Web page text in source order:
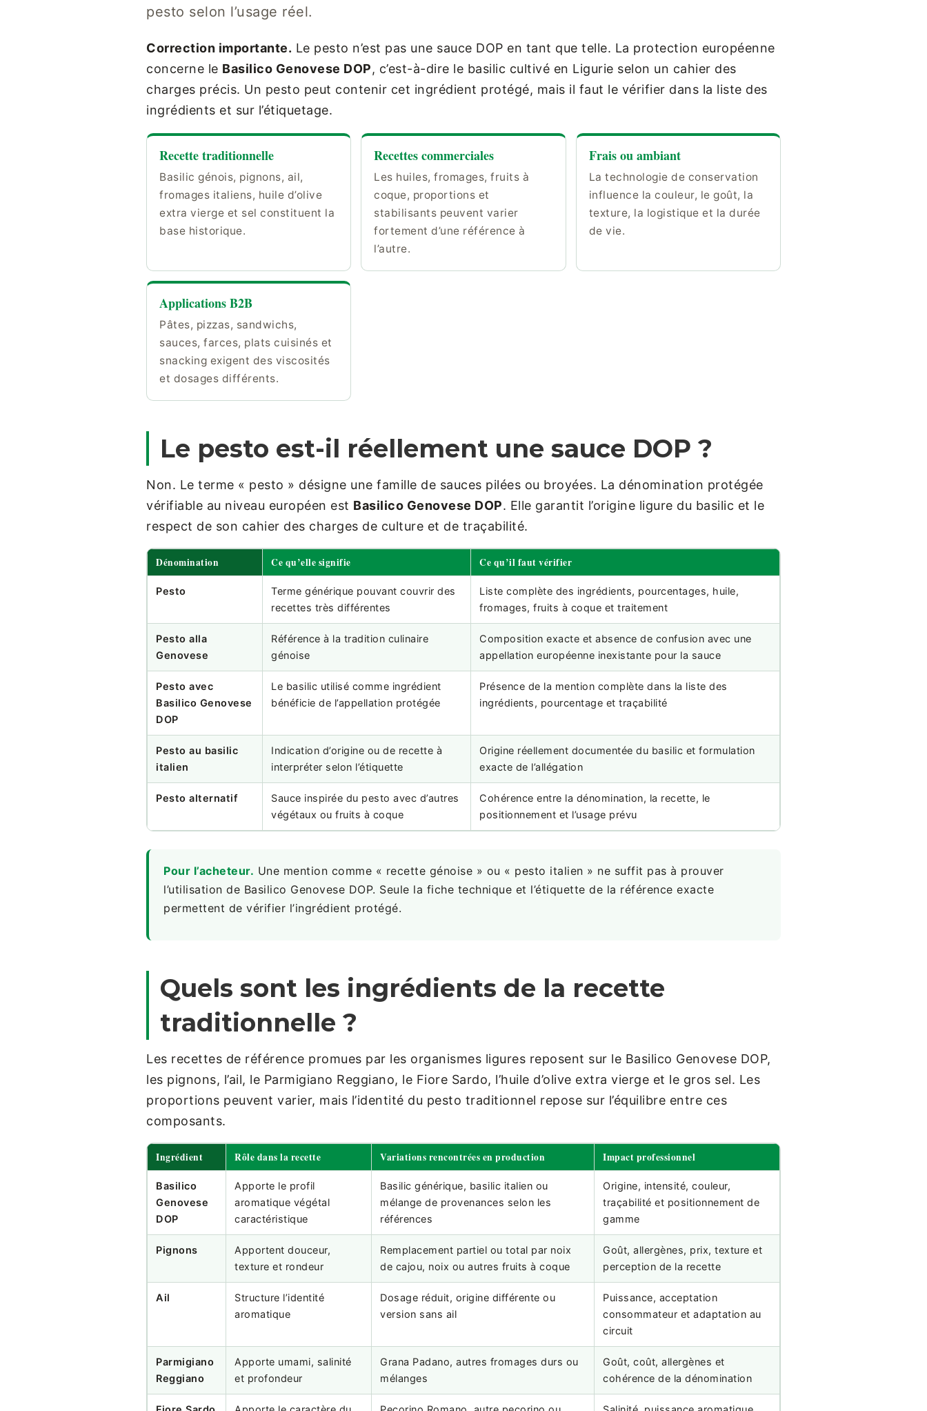
pesto selon l’usage réel.
Correction importante. Le pesto n’est pas une sauce DOP en tant que telle. La protection européenne
concerne le Basilico Genovese DOP, c’est-à-dire le basilic cultivé en Ligurie selon un cahier des
charges précis. Un pesto peut contenir cet ingrédient protégé, mais il faut le vérifier dans la liste des
ingrédients et sur l’étiquetage.
Recette traditionnelle
Basilic génois, pignons, ail,
fromages italiens, huile d’olive
extra vierge et sel constituent la
base historique.
Recettes commerciales
Les huiles, fromages, fruits à
coque, proportions et
stabilisants peuvent varier
fortement d’une référence à
l’autre.
Frais ou ambiant
La technologie de conservation
influence la couleur, le goût, la
texture, la logistique et la durée
de vie.
Applications B2B
Pâtes, pizzas, sandwichs,
sauces, farces, plats cuisinés et
snacking exigent des viscosités
et dosages différents.
Le pesto est-il réellement une sauce DOP ?
Non. Le terme « pesto » désigne une famille de sauces pilées ou broyées. La dénomination protégée
vérifiable au niveau européen est Basilico Genovese DOP. Elle garantit l’origine ligure du basilic et le
respect de son cahier des charges de culture et de traçabilité.
Dénomination Ce qu’elle signifie Ce qu’il faut vérifier
Pesto
Terme générique pouvant couvrir des
recettes très différentes
Liste complète des ingrédients, pourcentages, huile,
fromages, fruits à coque et traitement
Pesto alla
Genovese
Référence à la tradition culinaire
génoise
Composition exacte et absence de confusion avec une
appellation européenne inexistante pour la sauce
Pesto avec
Basilico Genovese
DOP
Le basilic utilisé comme ingrédient
bénéficie de l’appellation protégée
Présence de la mention complète dans la liste des
ingrédients, pourcentage et traçabilité
Pesto au basilic
italien
Indication d’origine ou de recette à
interpréter selon l’étiquette
Origine réellement documentée du basilic et formulation
exacte de l’allégation
Pesto alternatif
Sauce inspirée du pesto avec d’autres
végétaux ou fruits à coque
Cohérence entre la dénomination, la recette, le
positionnement et l’usage prévu
Pour l’acheteur. Une mention comme « recette génoise » ou « pesto italien » ne suffit pas à prouver
l’utilisation de Basilico Genovese DOP. Seule la fiche technique et l’étiquette de la référence exacte
permettent de vérifier l’ingrédient protégé.
Quels sont les ingrédients de la recette
traditionnelle ?
Les recettes de référence promues par les organismes ligures reposent sur le Basilico Genovese DOP,
les pignons, l’ail, le Parmigiano Reggiano, le Fiore Sardo, l’huile d’olive extra vierge et le gros sel. Les
proportions peuvent varier, mais l’identité du pesto traditionnel repose sur l’équilibre entre ces
composants.
Ingrédient Rôle dans la recette Variations rencontrées en production Impact professionnel
Basilico
Genovese
DOP
Apporte le profil
aromatique végétal
caractéristique
Basilic générique, basilic italien ou
mélange de provenances selon les
références
Origine, intensité, couleur,
traçabilité et positionnement de
gamme
Pignons
Apportent douceur,
texture et rondeur
Remplacement partiel ou total par noix
de cajou, noix ou autres fruits à coque
Goût, allergènes, prix, texture et
perception de la recette
Ail
Structure l’identité
aromatique
Dosage réduit, origine différente ou
version sans ail
Puissance, acceptation
consommateur et adaptation au
circuit
Parmigiano
Reggiano
Apporte umami, salinité
et profondeur
Grana Padano, autres fromages durs ou
mélanges
Goût, coût, allergènes et
cohérence de la dénomination